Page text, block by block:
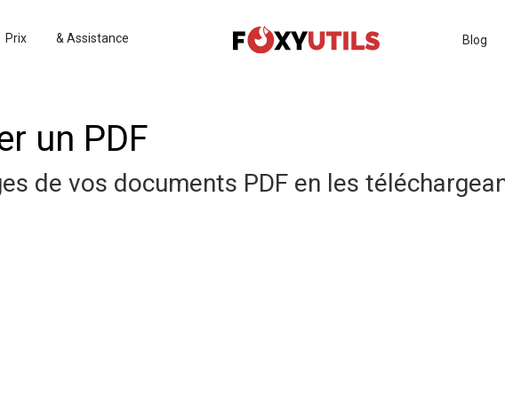
Prix & Assistance Blog
un PDF
de vos documents PDF en les